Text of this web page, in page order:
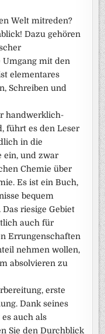
Welt mitreden?
Dazu gehören
Umgang mit den
elementares
Schreiben und
handwerklich-
führt es den Leser
in die
ein, und zwar
Chemie über
Es ist ein Buch,
bequem
riesige Gebiet
auch für
Errungenschaften
nehmen wollen,
absolvieren zu
erste
Dank seines
auch als
Sie den Durchblick